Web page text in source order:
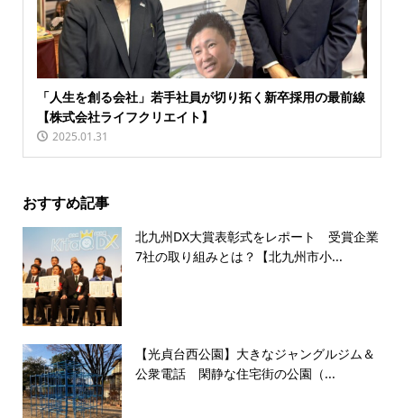
「人生を創る会社」若手社員が切り拓く新卒採用の最前線
【株式会社ライフクリエイト】
2025.01.31
おすすめ記事
北九州DX大賞表彰式をレポート 受賞企業
7社の取り組みとは？【北九州市小...
【光貞台西公園】大きなジャングルジム＆
公衆電話 閑静な住宅街の公園（...